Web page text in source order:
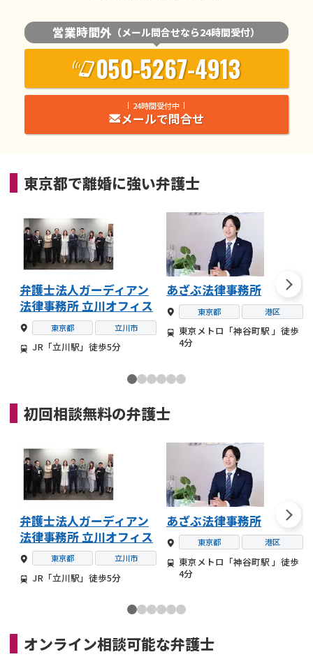
営業時間外 （メール問合せなら24時間受付）
050-5267-4913
24時間受付中
メールで問合せ
東京都で離婚に強い弁護士
弁護士法人ガーディアン
法律事務所 立川オフィス
東京都 立川市
JR「立川駅」徒歩5分
あざぶ法律事務所
東京都 港区
東京メトロ「神谷町駅 」徒歩
4分
初回相談無料の弁護士
弁護士法人ガーディアン
法律事務所 立川オフィス
東京都 立川市
JR「立川駅」徒歩5分
あざぶ法律事務所
東京都 港区
東京メトロ「神谷町駅 」徒歩
4分
オンライン相談可能な弁護士